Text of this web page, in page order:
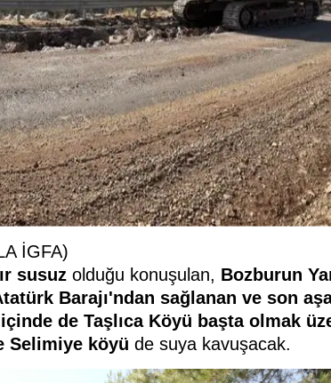
İGFA)
susuz olduğu konuşulan, Bozburun
Barajı'ndan sağlanan ve son
de Taşlıca Köyü başta olmak
Selimiye köyü de suya kavuşacak.